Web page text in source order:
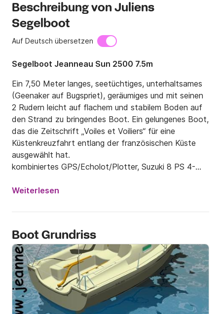
Beschreibung von Juliens
Segelboot
Auf Deutsch übersetzen
Segelboot Jeanneau Sun 2500 7.5m
Ein 7,50 Meter langes, seetüchtiges, unterhaltsames
(Geenaker auf Bugspriet), geräumiges und mit seinen
2 Rudern leicht auf flachem und stabilem Boden auf
den Strand zu bringendes Boot. Ein gelungenes Boot,
das die Zeitschrift „Voiles et Voiliers“ für eine
Küstenkreuzfahrt entlang der französischen Küste
ausgewählt hat.
kombiniertes GPS/Echolot/Plotter, Suzuki 8 PS 4-
Beiboot... – neue Segel, Sprayhood auf dem Dach,
Spi Kit - - 220 Volt Steckdose am Ponton - Beiboot
Weiterlesen
Boot Grundriss